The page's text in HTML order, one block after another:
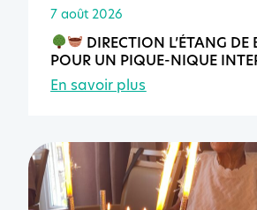
7 août 2026
DIRECTION L’ÉTANG DE
POUR UN PIQUE-NIQUE
En savoir plus